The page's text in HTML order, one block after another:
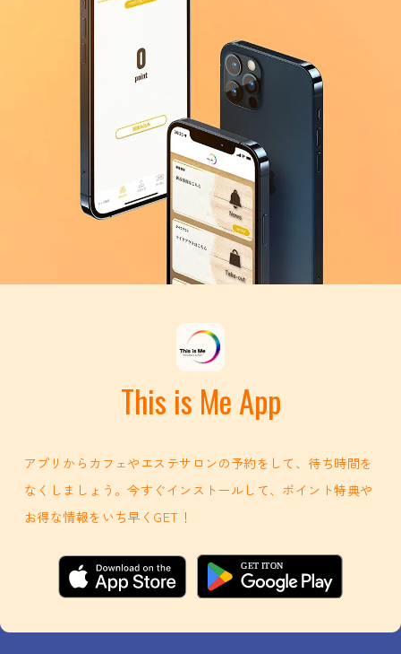
This is Me App
アプリからカフェやエステサロンの予約をして、待ち時間を
なくしましょう。今すぐインストールして、ポイント特典や
お得な情報をいち早くGET！